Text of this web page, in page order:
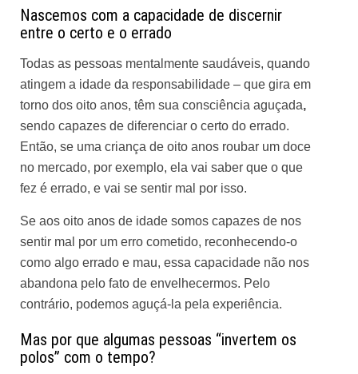
Nascemos com a capacidade de discernir
entre o certo e o errado
Todas as pessoas mentalmente saudáveis, quando
atingem a idade da responsabilidade – que gira em
torno dos oito anos, têm sua consciência aguçada,
sendo capazes de diferenciar o certo do errado.
Então, se uma criança de oito anos roubar um doce
no mercado, por exemplo, ela vai saber que o que
fez é errado, e vai se sentir mal por isso.
Se aos oito anos de idade somos capazes de nos
sentir mal por um erro cometido, reconhecendo-o
como algo errado e mau, essa capacidade não nos
abandona pelo fato de envelhecermos. Pelo
contrário, podemos aguçá-la pela experiência.
Mas por que algumas pessoas “invertem os
polos” com o tempo?